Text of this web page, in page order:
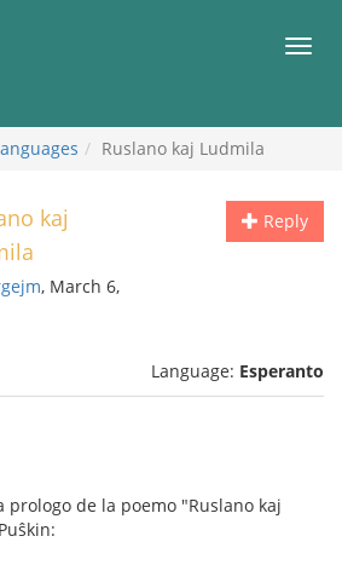
Ruslano kaj Ludmila
Reply
kaj
, March 6,
Language: Esperanto
prologo de la poemo "Ruslano kaj